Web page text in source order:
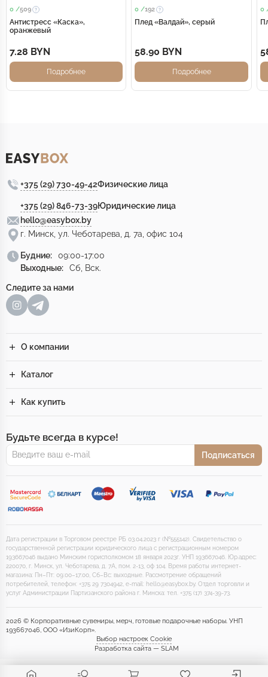
0 /509
Антистресс «Каска»,
оранжевый
7.28 BYN
Подробнее
0 /192
Плед «Валдай», серый
58.90 BYN
Подробнее
0
+375 (29) 730-49-42Физические лица
+375 (29) 846-73-39Юридические лица
hello@easybox.by
г. Минск, ул. Чеботарева, д. 7а, офис 104
Будние:
09:00-17:00
Выходные:
Сб, Вск.
Следите за нами
О компании
Каталог
Как купить
Будьте всегда в курсе!
Подписаться
Дата регистрации в Торговом реестре РБ 03.04.2023 г (№555142). Свидетельство о
государственной регистрации юридического лица с регистрационным номером
193667046 выдано Минским горисполкомом 18 января 2023г. УНП 193667046. Юр.адрес:
220070, г. Минск, ул. Чеботарева, д. 7А, пом. 2-13, оф 104. Время работы интернет-
магазина: Пн–Пт: 09:00–17:00, Сб–Вс: выходные. Рассмотрение обращений
потребителей, телефон: +375 29 7304942, e-mail: hello@easybox.by. Отдел торговли и
услуг Администрации Партизанского района г. Минска: тел. +375 (17) 374-39-73.
2026 © Корпоративные сувениры, мерч, готовые подарочные наборы. УНП
193667046, ООО «ИзиКорп».
Выбор настроек Cookie
Разработка сайта — SLAM